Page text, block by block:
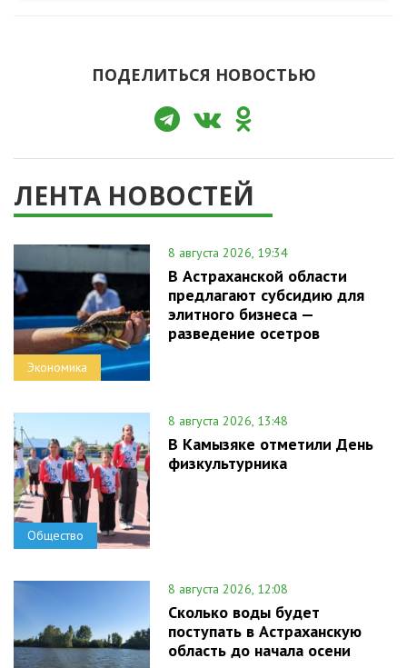
ПОДЕЛИТЬСЯ НОВОСТЬЮ
ЛЕНТА НОВОСТЕЙ
Экономика
8 августа 2026, 19:34
В Астраханской области
предлагают субсидию для
элитного бизнеса —
разведение осетров
Общество
8 августа 2026, 13:48
В Камызяке отметили День
физкультурника
8 августа 2026, 12:08
Сколько воды будет
поступать в Астраханскую
область до начала осени